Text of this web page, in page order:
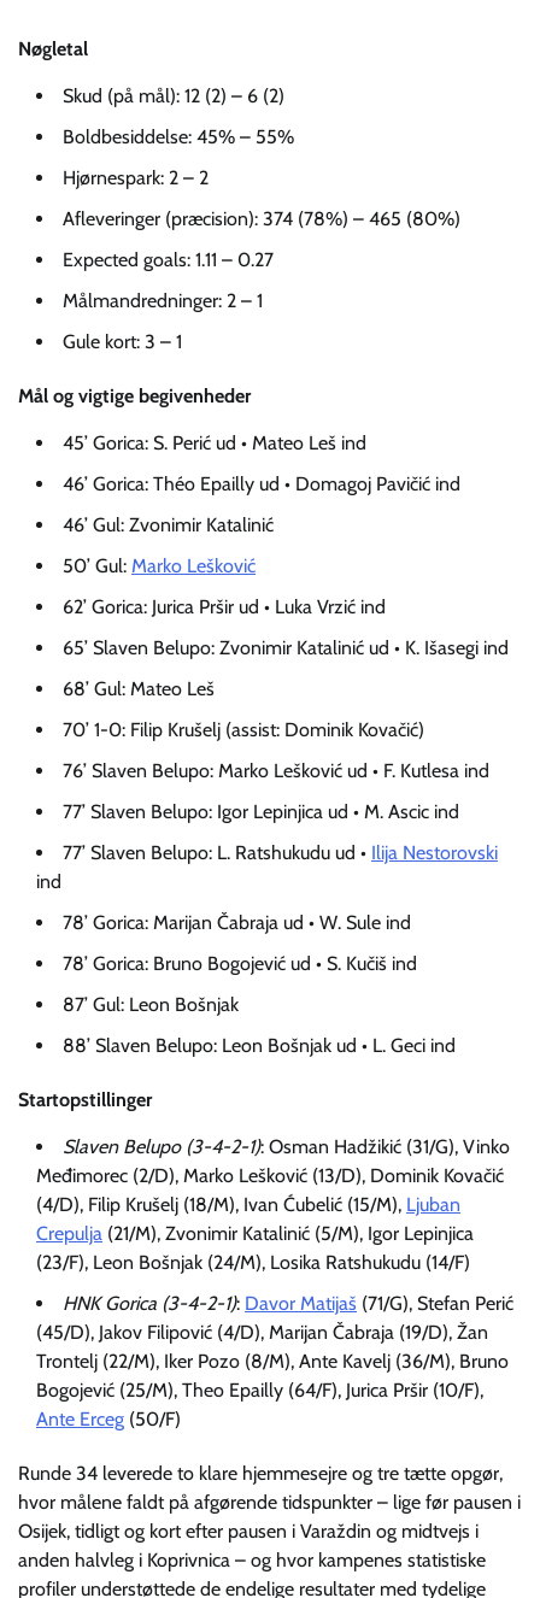
Nøgletal
Skud (på mål): 12 (2) – 6 (2)
Boldbesiddelse: 45% – 55%
Hjørnespark: 2 – 2
Afleveringer (præcision): 374 (78%) – 465 (80%)
Expected goals: 1.11 – 0.27
Målmandredninger: 2 – 1
Gule kort: 3 – 1
Mål og vigtige begivenheder
45’ Gorica: S. Perić ud • Mateo Leš ind
46’ Gorica: Théo Epailly ud • Domagoj Pavičić ind
46’ Gul: Zvonimir Katalinić
50’ Gul: Marko Lešković
62’ Gorica: Jurica Pršir ud • Luka Vrzić ind
65’ Slaven Belupo: Zvonimir Katalinić ud • K. Išasegi ind
68’ Gul: Mateo Leš
70’ 1-0: Filip Krušelj (assist: Dominik Kovačić)
76’ Slaven Belupo: Marko Lešković ud • F. Kutlesa ind
77’ Slaven Belupo: Igor Lepinjica ud • M. Ascic ind
77’ Slaven Belupo: L. Ratshukudu ud • Ilija Nestorovski
ind
78’ Gorica: Marijan Čabraja ud • W. Sule ind
78’ Gorica: Bruno Bogojević ud • S. Kučiš ind
87’ Gul: Leon Bošnjak
88’ Slaven Belupo: Leon Bošnjak ud • L. Geci ind
Startopstillinger
Slaven Belupo (3-4-2-1): Osman Hadžikić (31/G), Vinko
Međimorec (2/D), Marko Lešković (13/D), Dominik Kovačić
(4/D), Filip Krušelj (18/M), Ivan Ćubelić (15/M), Ljuban
Crepulja (21/M), Zvonimir Katalinić (5/M), Igor Lepinjica
(23/F), Leon Bošnjak (24/M), Losika Ratshukudu (14/F)
HNK Gorica (3-4-2-1): Davor Matijaš (71/G), Stefan Perić
(45/D), Jakov Filipović (4/D), Marijan Čabraja (19/D), Žan
Trontelj (22/M), Iker Pozo (8/M), Ante Kavelj (36/M), Bruno
Bogojević (25/M), Theo Epailly (64/F), Jurica Pršir (10/F),
Ante Erceg (50/F)
Runde 34 leverede to klare hjemmesejre og tre tætte opgør,
hvor målene faldt på afgørende tidspunkter – lige før pausen i
Osijek, tidligt og kort efter pausen i Varaždin og midtvejs i
anden halvleg i Koprivnica – og hvor kampenes statistiske
profiler understøttede de endelige resultater med tydelige